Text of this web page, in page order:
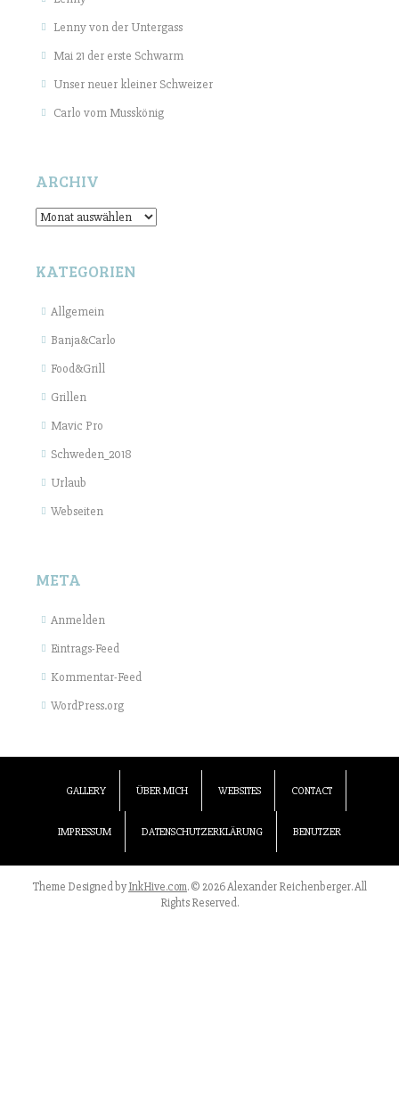
Lenny von der Untergass
Mai 21 der erste Schwarm
Unser neuer kleiner Schweizer
Carlo vom Musskönig
ARCHIV
Archiv
KATEGORIEN
Allgemein
Banja&Carlo
Food&Grill
Grillen
Mavic Pro
Schweden_2018
Urlaub
Webseiten
META
Anmelden
Eintrags-Feed
Kommentar-Feed
WordPress.org
GALLERY ÜBER MICH WEBSITES CONTACT
IMPRESSUM DATENSCHUTZERKLÄRUNG BENUTZER
Theme Designed byInkHive.com.© 2026 Alexander Reichenberger. All
Rights Reserved.